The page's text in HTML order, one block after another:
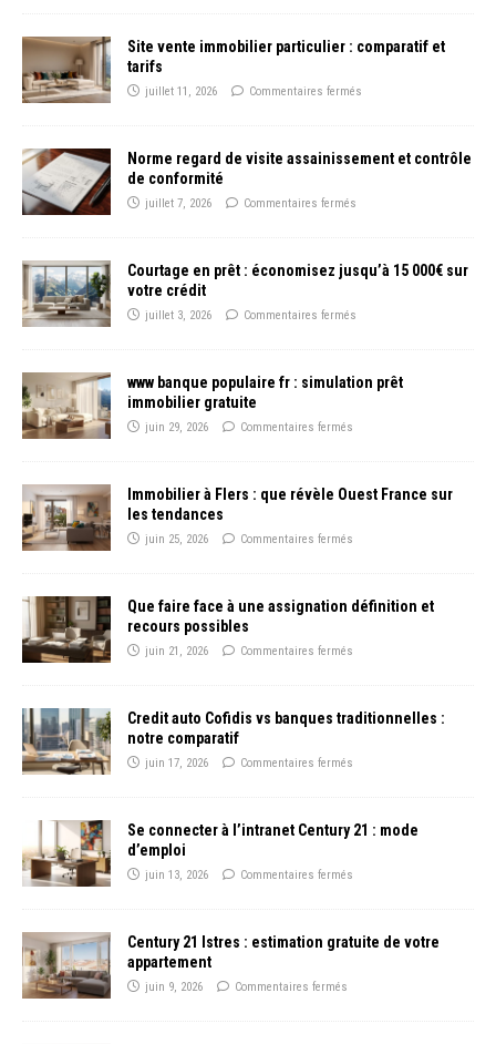
Site vente immobilier particulier : comparatif et
tarifs
juillet 11, 2026 Commentaires fermés
Norme regard de visite assainissement et contrôle
de conformité
juillet 7, 2026 Commentaires fermés
Courtage en prêt : économisez jusqu’à 15 000€ sur
votre crédit
juillet 3, 2026 Commentaires fermés
www banque populaire fr : simulation prêt
immobilier gratuite
juin 29, 2026 Commentaires fermés
Immobilier à Flers : que révèle Ouest France sur
les tendances
juin 25, 2026 Commentaires fermés
Que faire face à une assignation définition et
recours possibles
juin 21, 2026 Commentaires fermés
Credit auto Cofidis vs banques traditionnelles :
notre comparatif
juin 17, 2026 Commentaires fermés
Se connecter à l’intranet Century 21 : mode
d’emploi
juin 13, 2026 Commentaires fermés
Century 21 Istres : estimation gratuite de votre
appartement
juin 9, 2026 Commentaires fermés